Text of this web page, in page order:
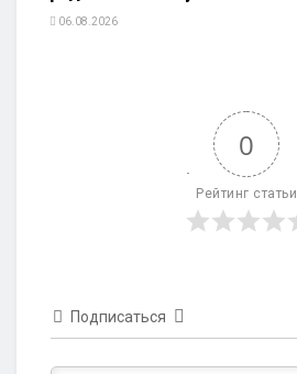
06.08.2026
0
Рейтинг статьи
Подписаться